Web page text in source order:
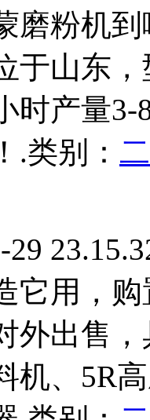
磨粉机
于山东
时产量3-
.类别：
29
它用，
外出售
机、5R